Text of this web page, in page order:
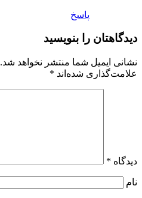
پاسخ
دیدگاهتان را بنویسید
نشانی ایمیل شما منتشر نخواهد شد.
علامت‌گذاری شده‌اند *
دیدگاه *
نام